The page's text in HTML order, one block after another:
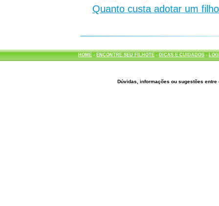
Quanto custa adotar um
HOME- ENCONTRE SEU FILHOTE- DICAS E CUIDADOS-
Dúvidas, informações ou sugestões